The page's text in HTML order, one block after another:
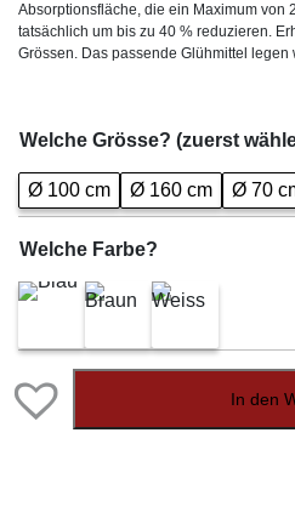
Absorptionsfläche, die ein Maximum von
tatsächlich um bis zu 40 % reduzieren.
Grössen. Das passende Glühmittel legen
Welche Grösse? (zuerst
Ø 100 cm Ø 160 cm Ø 70
Welche Farbe?
In den